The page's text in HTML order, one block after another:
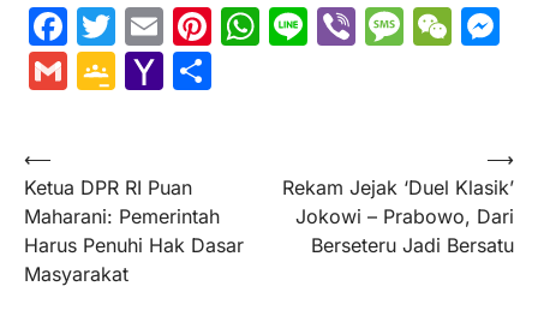
Facebook
Twitter
EmailPinterest
WhatsApp
LineViber
GmailGoogle
Yahoo
Navigasi
pos
⟵
Ketua DPR RI Puan
Maharani: Pemerintah
Harus Penuhi Hak Dasar
Masyarakat
Rekam Jejak ‘Duel Klasik’
Jokowi – Prabowo, Dari
Berseteru Jadi Bersatu
⟶